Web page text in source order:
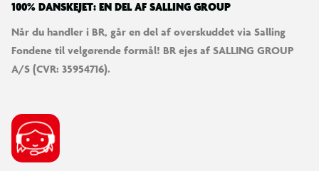
100% DANSKEJET: EN DEL AF SALLING GROUP
Når du handler i BR, går en del af overskuddet via Salling
Fondene til velgørende formål! BR ejes af SALLING GROUP
A/S (CVR: 35954716).